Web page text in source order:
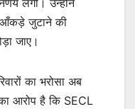
लेंगी। उन्होंने
आँकड़े जुटाने की
जाए।
का भरोसा अब
आरोप है कि SECL